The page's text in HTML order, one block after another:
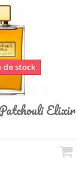
de stock
Elixir